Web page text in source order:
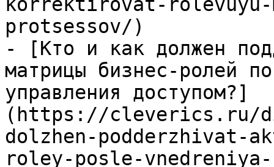
protsessov/)
- [Кто и как должен
матрицы бизнес-ролей
управления доступом?]
(https://cleverics.ru/
dolzhen-podderzhivat-
roley-posle-